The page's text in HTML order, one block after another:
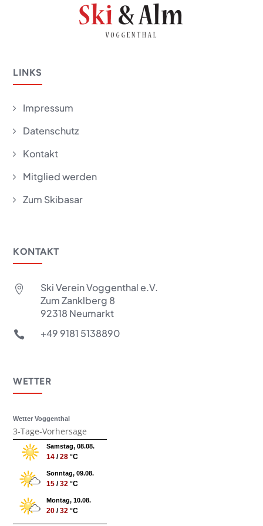
LINKS
5 Impressum
5 Datenschutz
5 Kontakt
5 Mitglied werden
5 Zum Skibasar
KONTAKT

Ski Verein Voggenthal e.V.
Zum Zanklberg 8
92318 Neumarkt
 +49 9181 5138890
WETTER
Wetter Voggenthal
3-Tage-Vorhersage
Samstag, 08.08.
14 /28 °C
Sonntag, 09.08.
15 /32 °C
Montag, 10.08.
20 /32 °C